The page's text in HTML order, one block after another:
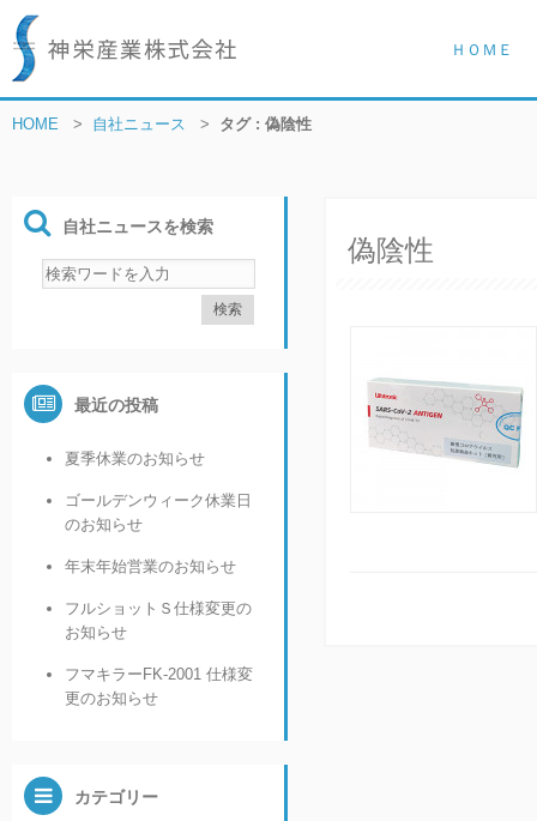
ＨＯＭＥ
HOME > 自社ニュース > タグ : 偽陰性
偽陰性
自社ニュースを検索
最近の投稿
夏季休業のお知らせ
ゴールデンウィーク休業日
のお知らせ
年末年始営業のお知らせ
フルショットＳ仕様変更の
お知らせ
フマキラーFK-2001 仕様変
更のお知らせ
カテゴリー